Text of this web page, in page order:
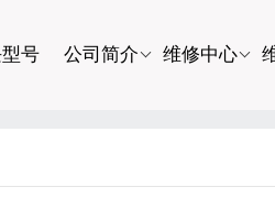
号 公司简介 维修中心